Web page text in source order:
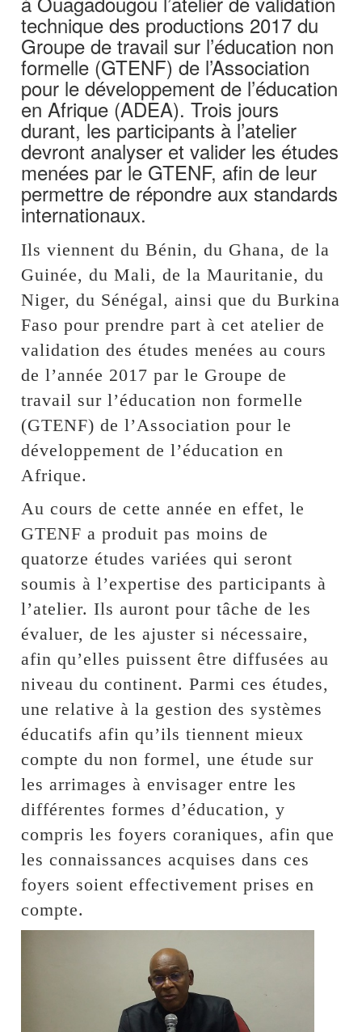
technique des productions 2017 du
Groupe de travail sur l’éducation non
formelle (GTENF) de l’Association
pour le développement de l’éducation
en Afrique (ADEA). Trois jours
durant, les participants à l’atelier
devront analyser et valider les études
menées par le GTENF, afin de leur
permettre de répondre aux standards
internationaux.
Ils viennent du Bénin, du Ghana, de la
Guinée, du Mali, de la Mauritanie, du
Niger, du Sénégal, ainsi que du Burkina
Faso pour prendre part à cet atelier de
validation des études menées au cours
de l’année 2017 par le Groupe de
travail sur l’éducation non formelle
(GTENF) de l’Association pour le
développement de l’éducation en
Afrique.
Au cours de cette année en effet, le
GTENF a produit pas moins de
quatorze études variées qui seront
soumis à l’expertise des participants à
l’atelier. Ils auront pour tâche de les
évaluer, de les ajuster si nécessaire,
afin qu’elles puissent être diffusées au
niveau du continent. Parmi ces études,
une relative à la gestion des systèmes
éducatifs afin qu’ils tiennent mieux
compte du non formel, une étude sur
les arrimages à envisager entre les
différentes formes d’éducation, y
compris les foyers coraniques, afin que
les connaissances acquises dans ces
foyers soient effectivement prises en
compte.